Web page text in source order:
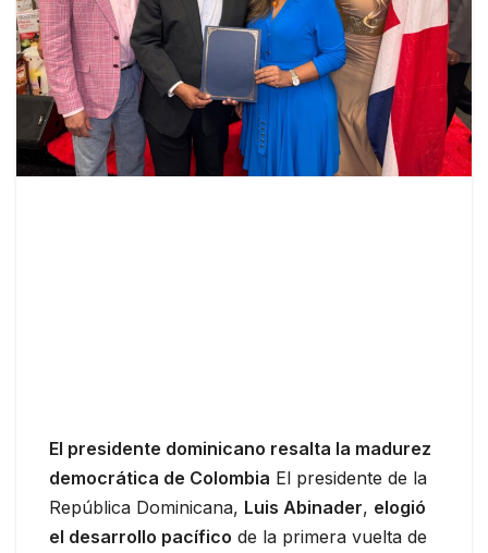
El presidente dominicano resalta la madurez
democrática de Colombia El presidente de la
República Dominicana, Luis Abinader, elogió
el desarrollo pacífico de la primera vuelta de